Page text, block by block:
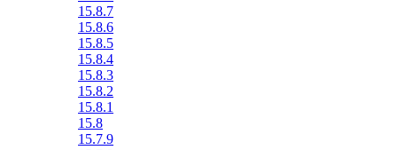
15.8.7
15.8.6
15.8.5
15.8.4
15.8.3
15.8.2
15.8.1
15.8
15.7.9